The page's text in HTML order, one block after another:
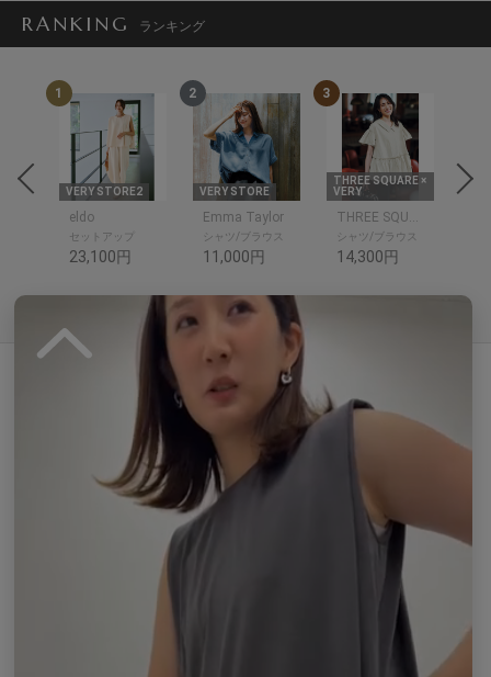
RANKING ランキング
×
1
VERY STORE2
eldo
セットアップ
23,100円
2
VERY STORE
Emma Taylor
シャツ/ブラウス
11,000円
3
THREE SQUARE ×
VERY
THREE SQUARE
シャツ/ブラウス
14,300円
a
現在、この商品の レビュー はありません。